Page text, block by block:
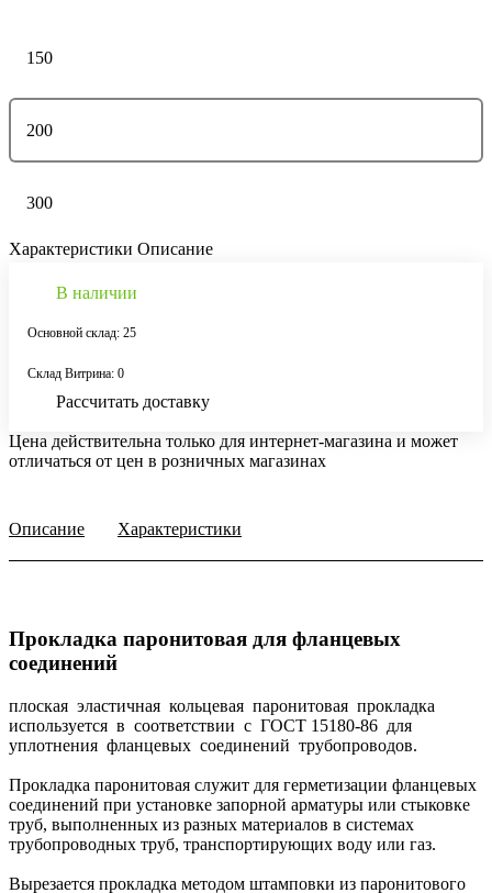
150
200
300
Характеристики Описание
В наличии
Основной склад: 25
Склад Витрина: 0
Рассчитать доставку
Цена действительна только для интернет-магазина и может
отличаться от цен в розничных магазинах
Описание Характеристики
Прокладка паронитовая для фланцевых
соединений
плоская эластичная кольцевая паронитовая прокладка
используется в соответствии с ГОСТ 15180-86 для
уплотнения фланцевых соединений трубопроводов.
Прокладка паронитовая служит для герметизации фланцевых
соединений при установке запорной арматуры или стыковке
труб, выполненных из разных материалов в системах
трубопроводных труб, транспортирующих воду или газ.
Вырезается прокладка методом штамповки из паронитового